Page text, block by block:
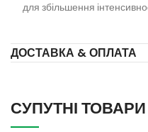
для збільшення
ДОСТАВКА & ОПЛАТА
СУПУТНІ ТОВАРИ